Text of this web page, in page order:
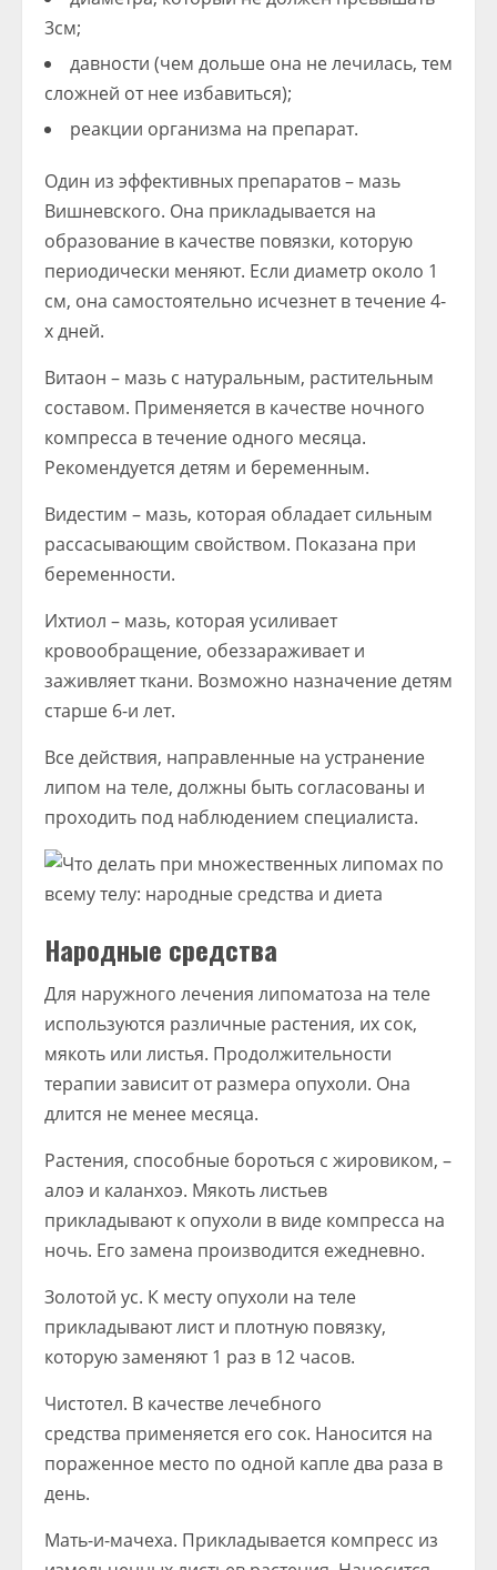
3см;
давности (чем дольше она не лечилась, тем
сложней от нее избавиться);
реакции организма на препарат.
Один из эффективных препаратов – мазь
Вишневского. Она прикладывается на
образование в качестве повязки, которую
периодически меняют. Если диаметр около 1
см, она самостоятельно исчезнет в течение 4-
х дней.
Витаон – мазь с натуральным, растительным
составом. Применяется в качестве ночного
компресса в течение одного месяца.
Рекомендуется детям и беременным.
Видестим – мазь, которая обладает сильным
рассасывающим свойством. Показана при
беременности.
Ихтиол – мазь, которая усиливает
кровообращение, обеззараживает и
заживляет ткани. Возможно назначение детям
старше 6-и лет.
Все действия, направленные на устранение
липом на теле, должны быть согласованы и
проходить под наблюдением специалиста.
Народные средства
Для наружного лечения липоматоза на теле
используются различные растения, их сок,
мякоть или листья. Продолжительности
терапии зависит от размера опухоли. Она
длится не менее месяца.
Растения, способные бороться с жировиком, –
алоэ и каланхоэ. Мякоть листьев
прикладывают к опухоли в виде компресса на
ночь. Его замена производится ежедневно.
Золотой ус. К месту опухоли на теле
прикладывают лист и плотную повязку,
которую заменяют 1 раз в 12 часов.
Чистотел. В качестве лечебного
средства применяется его сок. Наносится на
пораженное место по одной капле два раза в
день.
Мать-и-мачеха. Прикладывается компресс из